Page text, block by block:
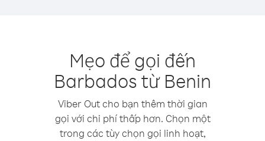
Mẹo để gọi đến
Barbados từ Benin
Viber Out cho bạn thêm thời gian
gọi với chi phí thấp hơn. Chọn một
trong các tùy chọn gọi linh hoạt,